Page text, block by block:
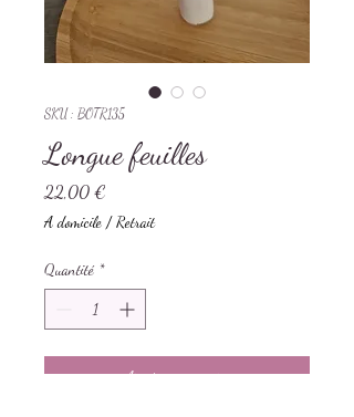
SKU : BOTR135
Longue feuilles
22,00 €
A domicile / Retrait
Quantité *
Ajouter au panier